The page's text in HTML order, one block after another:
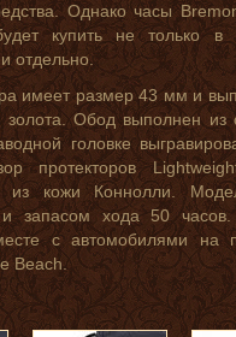
Однако часы
купить не только в
отдельно.
имеет размер 43 мм и
золота. Обод выполнен из
головке
протекторов
из кожи Коннолли.
и запасом хода 50
с автомобилями на
Beach.